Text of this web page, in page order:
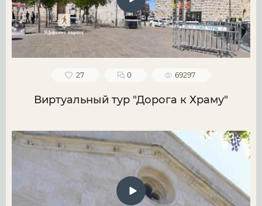
27 0 69297
Виртуальный тур "Дорога к Храму"